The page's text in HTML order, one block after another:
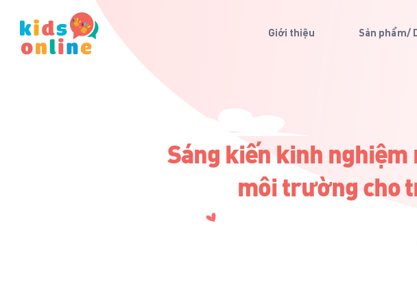
Giới thiệu Sản phẩm/
Sáng kiến kinh nghiệm
môi trường cho